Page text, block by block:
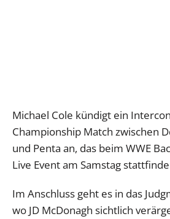
Michael Cole kündigt ein
Championship Match zwischen
und Penta an, das beim WWE
Live Event am Samstag
Im Anschluss geht es in das
wo JD McDonagh sichtlich